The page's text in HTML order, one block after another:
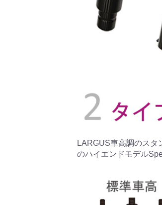
LARGUS車高調のス
のハイエンドモデル